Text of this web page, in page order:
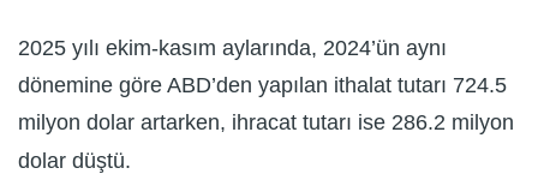
2025 yılı ekim-kasım aylarında, 2024’ün aynı
dönemine göre ABD’den yapılan ithalat tutarı 724.5
milyon dolar artarken, ihracat tutarı ise 286.2 milyon
dolar düştü.